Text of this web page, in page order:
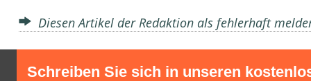
Diesen Artikel der Redaktion als fehlerhaft
Schreiben Sie sich in unseren